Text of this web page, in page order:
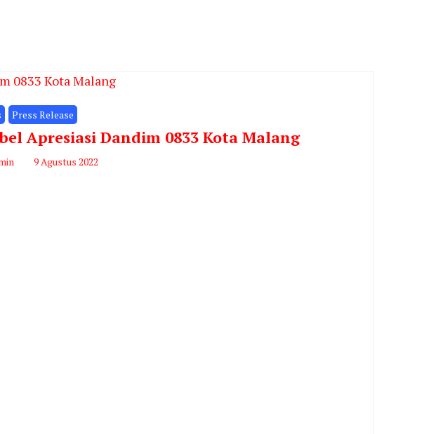
Press Release
Apresiasi Dandim 0833 Kota Malang
9 Agustus 2022